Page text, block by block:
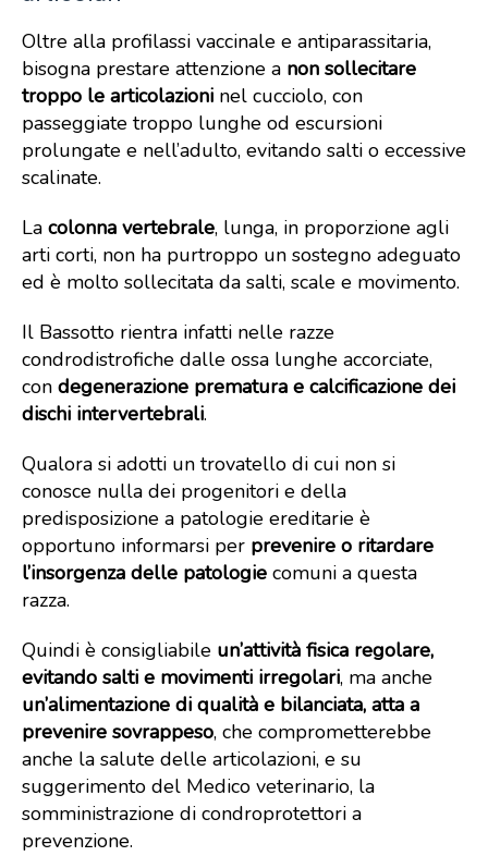
Oltre alla profilassi vaccinale e antiparassitaria,
bisogna prestare attenzione a non sollecitare
troppo le articolazioni nel cucciolo, con
passeggiate troppo lunghe od escursioni
prolungate e nell’adulto, evitando salti o eccessive
scalinate.
La colonna vertebrale, lunga, in proporzione agli
arti corti, non ha purtroppo un sostegno adeguato
ed è molto sollecitata da salti, scale e movimento.
Il Bassotto rientra infatti nelle razze
condrodistrofiche dalle ossa lunghe accorciate,
con degenerazione prematura e calcificazione dei
dischi intervertebrali.
Qualora si adotti un trovatello di cui non si
conosce nulla dei progenitori e della
predisposizione a patologie ereditarie è
opportuno informarsi per prevenire o ritardare
l’insorgenza delle patologie comuni a questa
razza.
Quindi è consigliabile un’attività fisica regolare,
evitando salti e movimenti irregolari, ma anche
un’alimentazione di qualità e bilanciata, atta a
prevenire sovrappeso, che comprometterebbe
anche la salute delle articolazioni, e su
suggerimento del Medico veterinario, la
somministrazione di condroprotettori a
prevenzione.